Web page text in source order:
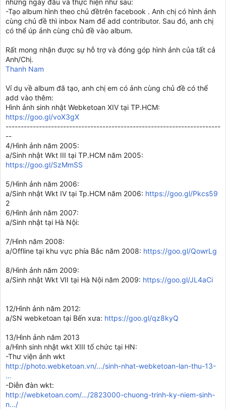
những ngày đầu và thực hiện như sau:
-Tạo album hình theo chủ đềtrên facebook . Anh chị có hình ảnh
cùng chủ đề thì inbox Nam để add contributor. Sau đó, anh chị
có thể úp ảnh cùng chủ đề vào album.
Rất mong nhận được sự hỗ trợ và đóng góp hình ảnh của tất cả
Anh/Chị.
Thanh Nam
Ví dụ về album đã tạo, anh chị em có ảnh cùng chủ đề có thể
add vào thêm:
Hình ảnh sinh nhật Webketoan XIV tại TP.HCM:
https://goo.gl/voX3gX
-----------------------------------------------------------------------
--
4/Hình ảnh năm 2005:
a/Sinh nhật Wkt III tại TP.HCM năm 2005:
https://goo.gl/SzMmSS
5/Hình ảnh năm 2006:
a/Sinh nhật Wkt IV tại Tp.HCM năm 2006: https://goo.gl/Pkcs59
2
6/Hình ảnh năm 2007:
a/Sinh nhật tại Hà Nội:
7/Hình năm 2008:
a/Offline tại khu vực phía Bắc năm 2008: https://goo.gl/QowrLg
8/Hình ảnh năm 2009:
a/Sinh nhật Wkt VII tại Hà Nội năm 2009: https://goo.gl/JL4aCi
12/Hình ảnh năm 2012:
a/SN webketoan tại Bến xưa: https://goo.gl/qz8kyQ
13/Hình ảnh năm 2013
a/Hình sinh nhật wkt XIII tổ chức tại HN:
-Thư viện ảnh wkt
http://photo.webketoan.vn/…/sinh-nhat-webketoan-lan-thu-13-
…
-Diễn đàn wkt:
http://webketoan.com/…/2823000-chuong-trinh-ky-niem-sinh-
n…/